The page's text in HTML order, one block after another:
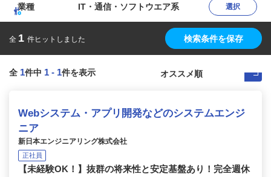
業種 IT・通信・ソフトウエア系 選択
全 1 件ヒットしました 検索条件を保存
全 1件中 1 - 1件を表示
Webシステム・アプリ開発などのシステムエンジ
ニア
新日本エンジニアリング株式会社
正社員
【未経験OK！】抜群の将来性と安定基盤あり！完全週休